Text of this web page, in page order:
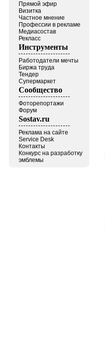
Прямой эфир
Визитка
Частное мнение
Профессии в рекламе
Медиасостав
Рекласс
Инструменты
Работодатели мечты
Биржа труда
Тендер
Супермаркет
Сообщество
Фоторепортажи
Форум
Sostav.ru
Реклама на сайте
Service Desk
Контакты
Конкурс на разработку
эмблемы